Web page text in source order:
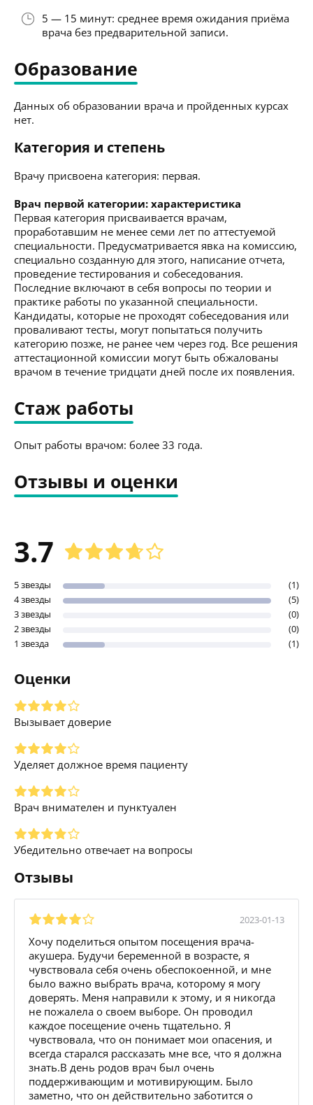
5 — 15 минут: среднее время ожидания приёма
врача без предварительной записи.
Образование
Данных об образовании врача и пройденных курсах
нет.
Категория и степень
Врачу присвоена категория: первая.
Врач первой категории: характеристика
Первая категория присваивается врачам,
проработавшим не менее семи лет по аттестуемой
специальности. Предусматривается явка на комиссию,
специально созданную для этого, написание отчета,
проведение тестирования и собеседования.
Последние включают в себя вопросы по теории и
практике работы по указанной специальности.
Кандидаты, которые не проходят собеседования или
проваливают тесты, могут попытаться получить
категорию позже, не ранее чем через год. Все решения
аттестационной комиссии могут быть обжалованы
врачом в течение тридцати дней после их появления.
Стаж работы
Опыт работы врачом: более 33 года.
Отзывы и оценки
3.7
5 звезды
(1)
4 звезды
(5)
3 звезды
(0)
2 звезды
(0)
1 звезда
(1)
Оценки
Вызывает доверие
Уделяет должное время пациенту
Врач внимателен и пунктуален
Убедительно отвечает на вопросы
Отзывы
2023-01-13
Хочу поделиться опытом посещения врача-
акушера. Будучи беременной в возрасте, я
чувствовала себя очень обеспокоенной, и мне
было важно выбрать врача, которому я могу
доверять. Меня направили к этому, и я никогда
не пожалела о своем выборе. Он проводил
каждое посещение очень тщательно. Я
чувствовала, что он понимает мои опасения, и
всегда старался рассказать мне все, что я должна
знать.В день родов врач был очень
поддерживающим и мотивирующим. Было
заметно, что он действительно заботится о